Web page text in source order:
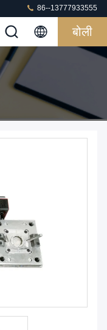
86--13777933555
बोली